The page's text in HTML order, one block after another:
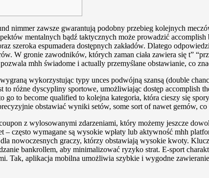
nimmer zawsze gwarantują podobny przebieg kolejnych
mentalnych bądź taktycznych może prowadzić
szeroka espumadera dostępnych zakładów. Dlatego
W gronie zawodników, których zaman ciała zawiera się t”
mhh świadome i actually przemyślane obstawianie, co
wykorzystując typy unces podwójną szansą (double
to różne dyscypliny sportowe, umożliwiając dostęp accomplish
go to become qualified to kolejna kategoria, która cieszy się
obstawiać wyniki setów, some sort of nawet gemów,
z wylosowanymi zdarzeniami, który możemy jeszcze
– często wymagane są wysokie wpłaty lub aktywność mhh
nowoczesnych graczy, którzy obstawiają wysokie kwoty.
bankrollem, aby minimalizować ryzyko strat. E-sport
Tak, aplikacja mobilna umożliwia szybkie i wygodne